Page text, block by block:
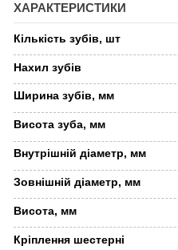
ХАРАКТЕРИСТИКИ
Кількість зубів, шт
Нахил зубів
Ширина зубів, мм
Висота зуба, мм
Внутрішній діаметр, мм
Зовнішній діаметр, мм
Висота, мм
Кріплення шестерні